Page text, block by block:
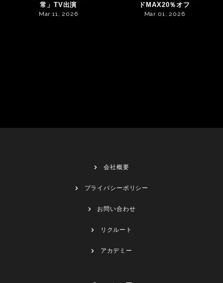
常」TV出演
Mar 11, 2026
ドMAX20％オフ
Mar 01, 2026
会社概要
プライバシーポリシー
お問い合わせ
リクルート
アカデミー